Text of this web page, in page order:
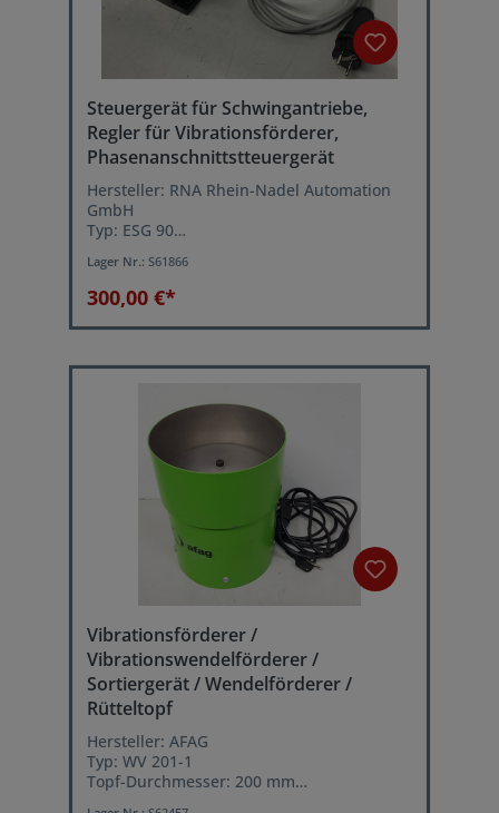
Steuergerät für Schwingantriebe,
Regler für Vibrationsförderer,
Phasenanschnittstteuergerät
Hersteller: RNA Rhein-Nadel Automation
GmbH
Typ: ESG 90
Netzanschluss: 230 VAC 50/60 Hz oder 115
VAC 50/60 Hz
Ausgangsspannung: 40...208 V (eff.)
einstellbar, (230 V Netz) oder 20...105 V
Laststrom: max. 6 Amp.
Vollwellenbetrieb (Schwingfrequenz =
doppelte Netzfrequenz) / 2.
asymmetrischer Halbwellenbetrieb
(Schwingfrequenz = Netzfrequenz)
Lager Nr.: S61866
300,00 €*
Vibrationsförderer /
Vibrationswendelförderer /
Sortiergerät / Wendelförderer /
Rütteltopf
Hersteller: AFAG
Typ: WV 201-1
Topf-Durchmesser: 200 mm